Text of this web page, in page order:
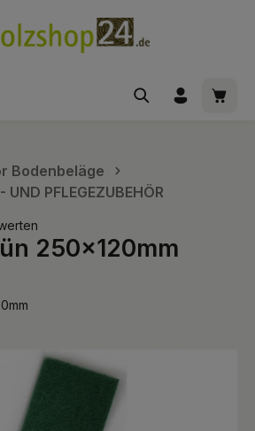
Bodenbeläge
UND PFLEGEZUBEHÖR
von 0 von 5 Sternen
250x120mm